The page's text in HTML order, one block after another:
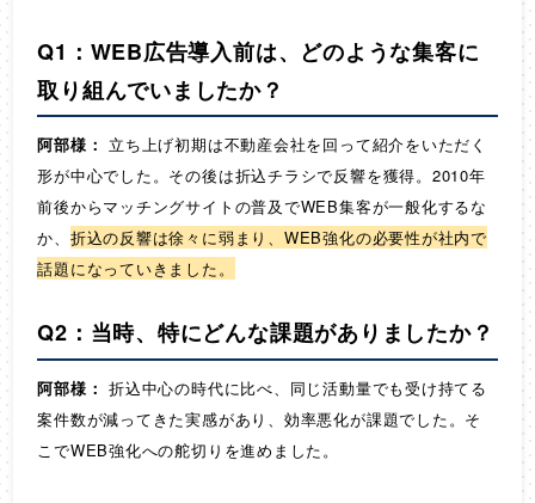
Q1：WEB広告導入前は、どのような集客に
取り組んでいましたか？
阿部様： 立ち上げ初期は不動産会社を回って紹介をいただく
形が中心でした。その後は折込チラシで反響を獲得。2010年
前後からマッチングサイトの普及でWEB集客が一般化するな
か、 折込の反響は徐々に弱まり、WEB強化の必要性が社内で
話題になっていきました。
Q2：当時、特にどんな課題がありましたか？
阿部様： 折込中心の時代に比べ、同じ活動量でも受け持てる
案件数が減ってきた実感があり、効率悪化が課題でした。そ
こでWEB強化への舵切りを進めました。